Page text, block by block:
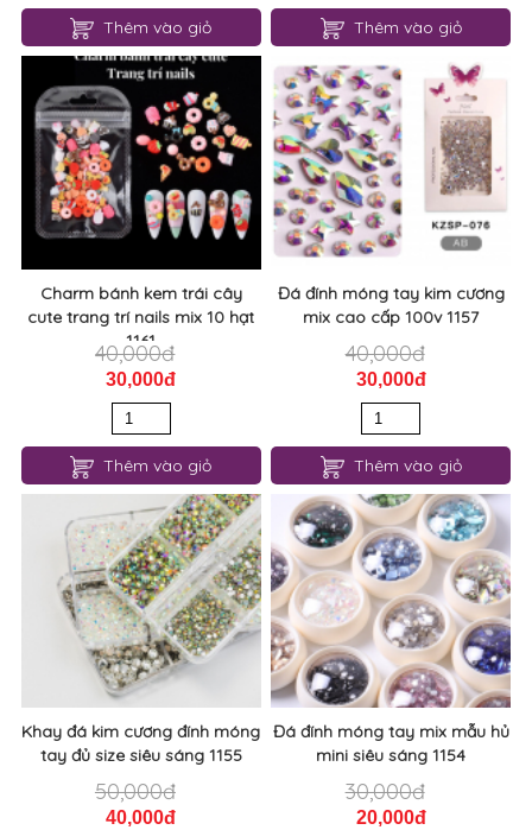
Thêm vào giỏ Thêm vào giỏ
Charm bánh kem trái cây
cute trang trí nails mix 10 hạt
1161
40,000đ
30,000đ
Thêm vào giỏ
Đá đính móng tay kim cương
mix cao cấp 100v 1157
40,000đ
30,000đ
Thêm vào giỏ
Khay đá kim cương đính móng
tay đủ size siêu sáng 1155
50,000đ
40,000đ
Đá đính móng tay mix mẫu hủ
mini siêu sáng 1154
30,000đ
20,000đ